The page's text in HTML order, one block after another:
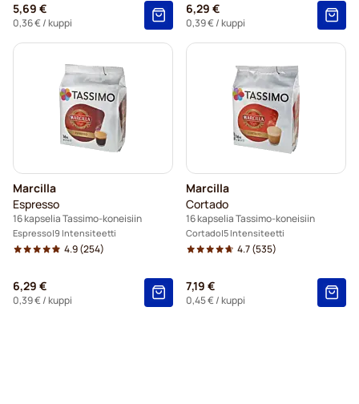
5,69 €
0,36 €/ kuppi
6,29 €
0,39 €/ kuppi
Marcilla
Espresso
16 kapselia Tassimo-koneisiin
Espresso 9 Intensiteetti
4.9(254)
6,29 €
0,39 €/ kuppi
Marcilla
Cortado
16 kapselia Tassimo-koneisiin
Cortado 5 Intensiteetti
4.7(535)
7,19 €
0,45 €/ kuppi